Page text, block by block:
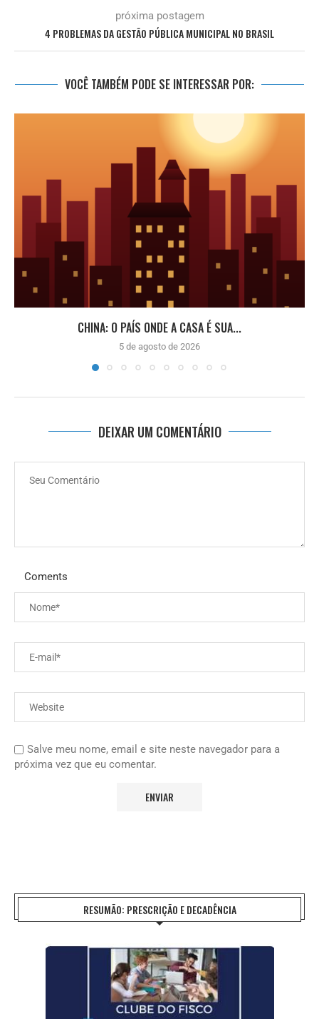
próxima postagem
4 PROBLEMAS DA GESTÃO PÚBLICA MUNICIPAL NO BRASIL
VOCÊ TAMBÉM PODE SE INTERESSAR POR:
CHINA: O PAÍS ONDE A CASA É SUA...
5 de agosto de 2026
DEIXAR UM COMENTÁRIO
Coments
Salve meu nome, email e site neste navegador para a
próxima vez que eu comentar.
RESUMÃO: PRESCRIÇÃO E DECADÊNCIA